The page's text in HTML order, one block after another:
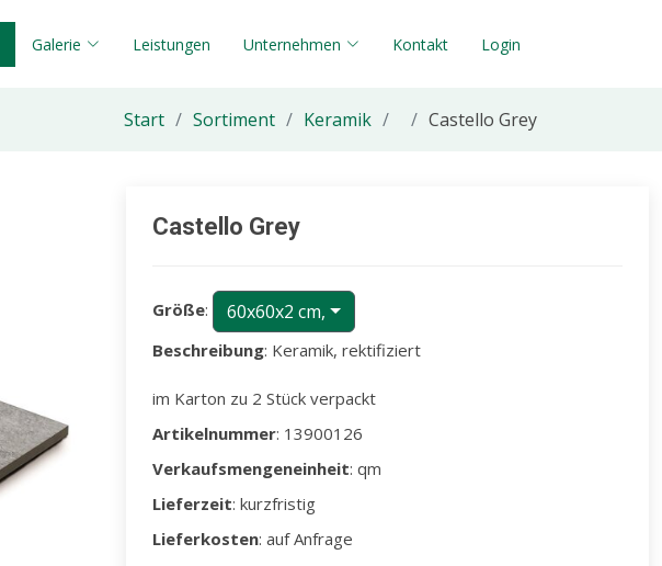
Galerie Leistungen Unternehmen Kontakt Login
Start Sortiment Keramik Castello Grey
Castello Grey
Größe: 60x60x2 cm,
Beschreibung: Keramik, rektifiziert
im Karton zu 2 Stück verpackt
Artikelnummer: 13900126
Verkaufsmengeneinheit: qm
Lieferzeit: kurzfristig
Lieferkosten: auf Anfrage